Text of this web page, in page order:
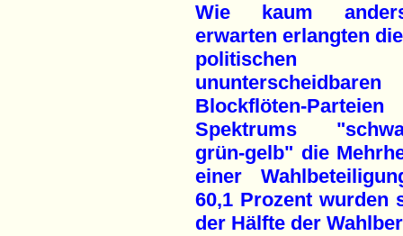
Wie kaum
erwarten erlangten
politischen
ununterscheidbaren
Blockflöten-
Spektrums
grün-gelb" die
einer
60,1 Prozent wurden
der Hälfte der